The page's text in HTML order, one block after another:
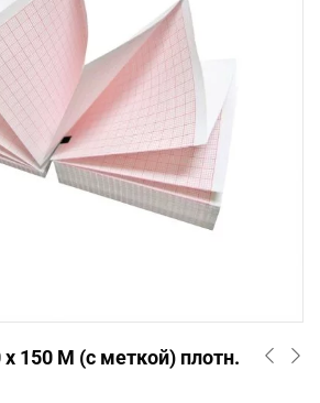
х 150 М (с меткой) плотн.